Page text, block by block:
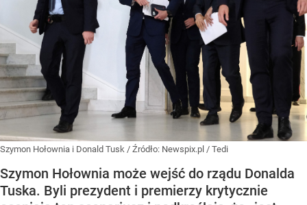
Szymon Hołownia i Donald Tusk / Źródło: Newspix.pl / Tedi
Szymon Hołownia może wejść do rządu Donalda
Tuska. Byli prezydent i premierzy krytycznie